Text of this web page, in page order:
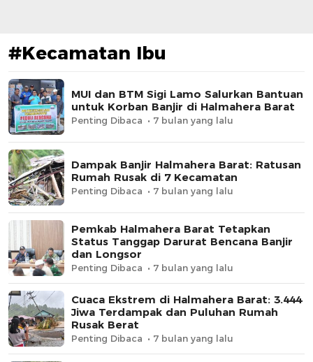
#Kecamatan Ibu
​MUI dan BTM Sigi Lamo Salurkan Bantuan
untuk Korban Banjir di Halmahera Barat
Penting Dibaca 7 bulan yang lalu
Dampak Banjir Halmahera Barat: Ratusan
Rumah Rusak di 7 Kecamatan
Penting Dibaca 7 bulan yang lalu
​Pemkab Halmahera Barat Tetapkan
Status Tanggap Darurat Bencana Banjir
dan Longsor
Penting Dibaca 7 bulan yang lalu
Cuaca Ekstrem di Halmahera Barat: 3.444
Jiwa Terdampak dan Puluhan Rumah
Rusak Berat
Penting Dibaca 7 bulan yang lalu